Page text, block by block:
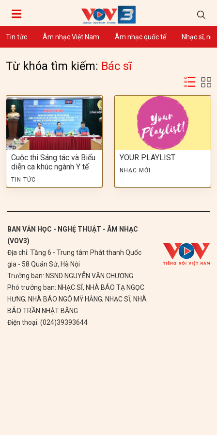
Tin tức Âm nhạc Việt Nam Âm nhạc quốc tế Nhạc sĩ,
Từ khóa tìm kiếm: Bác sĩ
Cuộc thi Sáng tác và Biểu
diễn ca khúc ngành Y tế
TIN TỨC
YOUR PLAYLIST
NHẠC MỚI
BAN VĂN HỌC - NGHỆ THUẬT - ÂM NHẠC
(VOV3)
Địa chỉ: Tầng 6 - Trung tâm Phát thanh Quốc
gia - 58 Quán Sứ, Hà Nội
Trưởng ban: NSND NGUYỄN VĂN CHƯƠNG
Phó trưởng ban: NHẠC SĨ, NHÀ BÁO TẠ NGỌC
HƯNG; NHÀ BÁO NGÔ MỸ HẰNG; NHẠC SĨ, NHÀ
BÁO TRẦN NHẬT BẰNG
Điện thoại: (024)39393644